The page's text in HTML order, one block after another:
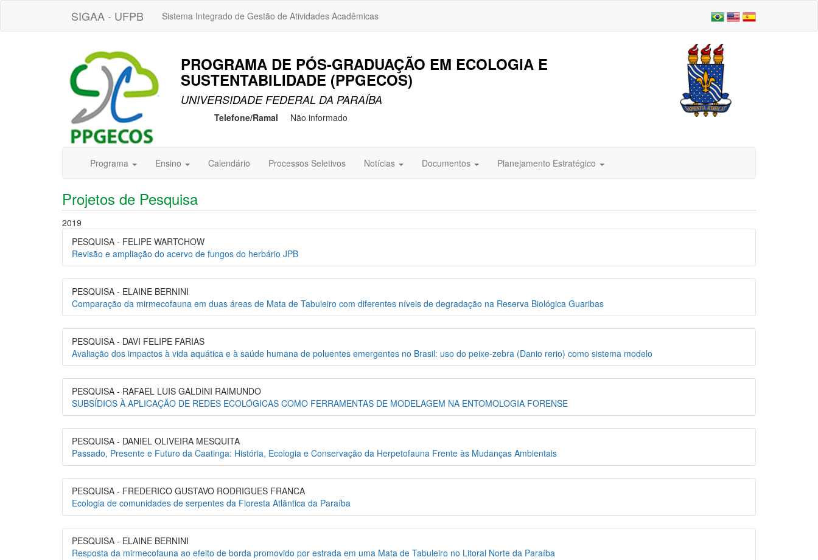
SIGAA - UFPB Sistema Integrado de Gestão de Atividades Acadêmicas
PROGRAMA DE PÓS-GRADUAÇÃO EM ECOLOGIA E
SUSTENTABILIDADE (PPGECOS)
UNIVERSIDADE FEDERAL DA PARAÍBA
Telefone/Ramal Não informado
Programa Ensino Calendário Processos Seletivos Notícias Documentos Planejamento Estratégico
Projetos de Pesquisa
2019
PESQUISA - FELIPE WARTCHOW
Revisão e ampliação do acervo de fungos do herbário JPB
PESQUISA - ELAINE BERNINI
Comparação da mirmecofauna em duas áreas de Mata de Tabuleiro com diferentes níveis de degradação na Reserva Biológica Guaribas
PESQUISA - DAVI FELIPE FARIAS
Avaliação dos impactos à vida aquática e à saúde humana de poluentes emergentes no Brasil: uso do peixe-zebra (Danio rerio) como sistema modelo
PESQUISA - RAFAEL LUIS GALDINI RAIMUNDO
SUBSÍDIOS À APLICAÇÃO DE REDES ECOLÓGICAS COMO FERRAMENTAS DE MODELAGEM NA ENTOMOLOGIA FORENSE
PESQUISA - DANIEL OLIVEIRA MESQUITA
Passado, Presente e Futuro da Caatinga: História, Ecologia e Conservação da Herpetofauna Frente às Mudanças Ambientais
PESQUISA - FREDERICO GUSTAVO RODRIGUES FRANCA
Ecologia de comunidades de serpentes da Floresta Atlântica da Paraíba
PESQUISA - ELAINE BERNINI
Resposta da mirmecofauna ao efeito de borda promovido por estrada em uma Mata de Tabuleiro no Litoral Norte da Paraíba